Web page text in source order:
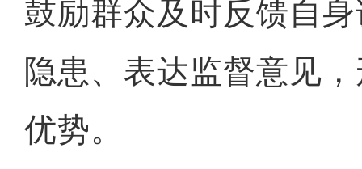
鼓励群众及时反馈自
隐患、表达监督意见
优势。